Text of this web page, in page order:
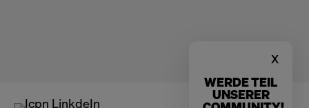
x
WERDE TEIL
UNSERER